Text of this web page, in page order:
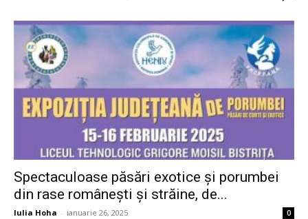
Spectaculoase păsări exotice și porumbei
din rase românești și străine, de...
Iulia Hoha - ianuarie 26, 2025 0